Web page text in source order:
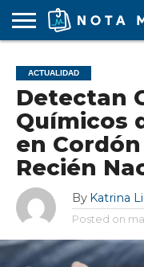
MÉDICA
ARS
ARTÍCULO
ACTUALIDAD
COLEGIO
MÉDICO
COVID-
19
EDUCACIÓN
MÉDICA
ESTUDIANTES
FARMACÉUTICAS
GUBERNAMENTAL
HOSPITALES
Y CLÍNICAS
MARKETING
MÉDICO
RESIDENTES
SALUD
LABORAL
SOCIEDADES
MÉDICAS
TURISMO
MÉDICO
VÍDEOS
ACTUALIDAD
Detectan
Químicos
en
Recién
By Katrina
Posted on